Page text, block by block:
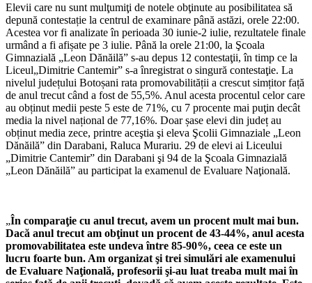
Elevii care nu sunt mulţumiţi de notele obţinute au posibilitatea să
depună contestație la centrul de examinare până astăzi, orele 22:00.
Acestea vor fi analizate în perioada 30 iunie-2 iulie, rezultatele finale
urmând a fi afișate pe 3 iulie. Până la orele 21:00, la Şcoala
Gimnazială „Leon Dănăilă” s-au depus 12 contestaţii, în timp ce la
Liceul„Dimitrie Cantemir” s-a înregistrat o singură contestaţie. La
nivelul județului Botoșani rata promovabilității a crescut simțitor față
de anul trecut când a fost de 55,5%. Anul acesta procentul celor care
au obținut medii peste 5 este de 71%, cu 7 procente mai puţin decât
media la nivel național de 77,16%. Doar șase elevi din județ au
obținut media zece, printre aceştia şi eleva Şcolii Gimnaziale „Leon
Dănăilă” din Darabani, Raluca Murariu. 29 de elevi ai Liceului
„Dimitrie Cantemir” din Darabani şi 94 de la Şcoala Gimnazială
„Leon Dănăilă” au participat la examenul de Evaluare Naţională.
„În comparaţie cu anul trecut, avem un procent mult mai bun.
Dacă anul trecut am obţinut un procent de 43-44%, anul acesta
promovabilitatea este undeva între 85-90%, ceea ce este un
lucru foarte bun. Am organizat şi trei simulări ale examenului
de Evaluare Naţională, profesorii şi-au luat treaba mult mai în